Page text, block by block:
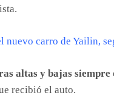
nuevo carro de Yailin,
altas y bajas
recibió el auto.